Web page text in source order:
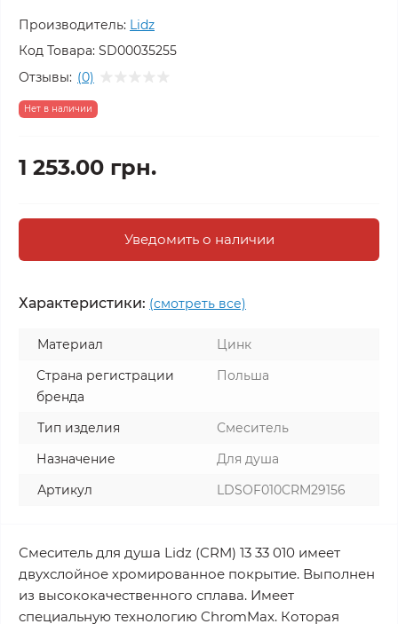
Производитель: Lidz
Код Товара: SD00035255
Отзывы: (0)
Нет в наличии
1 253.00 грн.
Уведомить о наличии
Характеристики: (смотреть все)
Материал
Цинк
Страна регистрации
бренда
Польша
Тип изделия
Смеситель
Назначение
Для душа
Артикул
LDSOF010CRM29156
Смеситель для душа Lidz (CRM) 13 33 010 имеет
двухслойное хромированное покрытие. Выполнен
из высококачественного сплава. Имеет
специальную технологию ChromMax. Которая